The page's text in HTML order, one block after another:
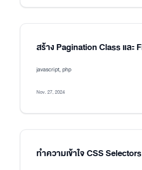
สร้าง Pagination Class และ
javascript, php
Nov. 27, 2024
ทำความเข้าใจ CSS Selectors